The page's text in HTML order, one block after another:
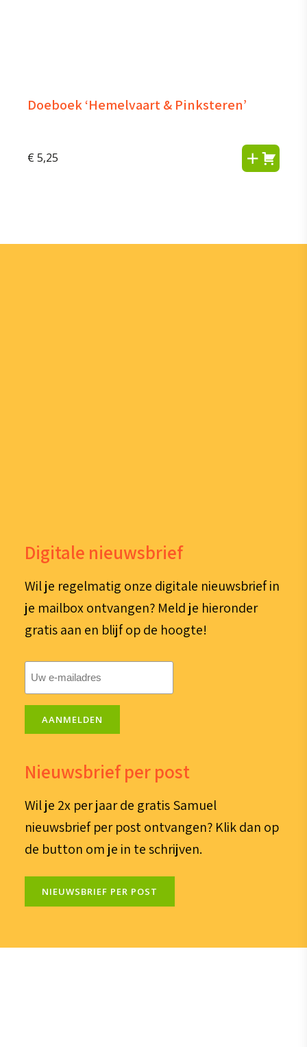
Doeboek ‘Hemelvaart & Pinksteren’
€ 5,25
Digitale nieuwsbrief
Wil je regelmatig onze digitale nieuwsbrief in
je mailbox ontvangen? Meld je hieronder
gratis aan en blijf op de hoogte!
AANMELDEN
Nieuwsbrief per post
Wil je 2x per jaar de gratis Samuel
nieuwsbrief per post ontvangen? Klik dan op
de button om je in te schrijven.
NIEUWSBRIEF PER POST